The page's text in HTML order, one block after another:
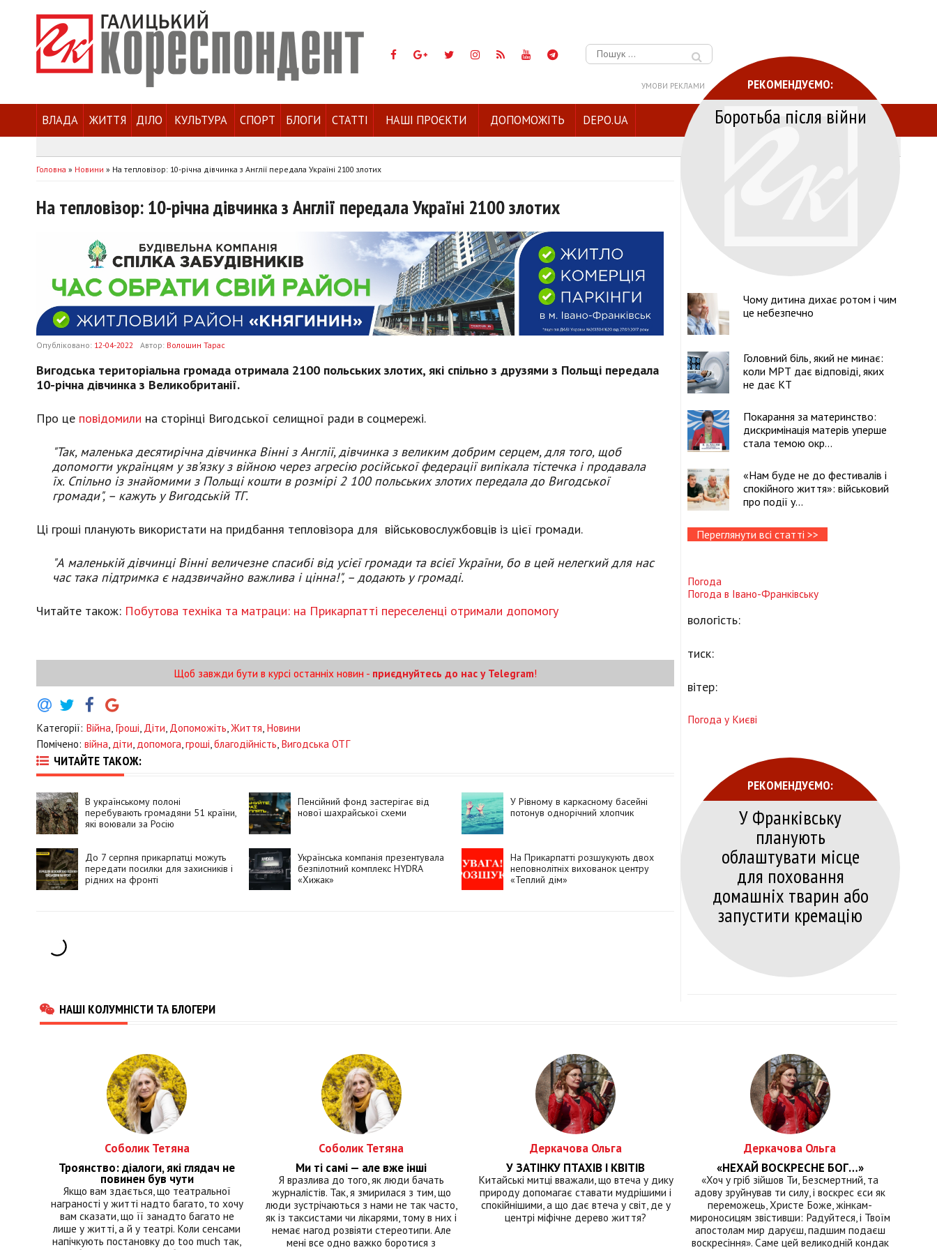
Пошук:
УМОВИ РЕКЛАМИ
ВЛАДА ЖИТТЯ ДІЛО КУЛЬТУРА СПОРТ БЛОГИ СТАТТІ НАШІ ПРОЄКТИ ДОПОМОЖІТЬ DEPO.UA
Головна » Новини » На тепловізор: 10-річна дівчинка з Англії передала Україні 2100 злотих
На тепловізор: 10-річна дівчинка з Англії передала Україні 2100 злотих
Опубліковано: 12-04-2022 Автор: Волошин Тарас
Вигодська територіальна громада отримала 2100 польських злотих, які спільно з друзями з Польщі передала
10-річна дівчинка з Великобританії.
Про це повідомили на сторінці Вигодської селищної ради в соцмережі.
"Так, маленька десятирічна дівчинка Вінні з Англії, дівчинка з великим добрим серцем, для того, щоб
допомогти українцям у зв’язку з війною через агресію російської федерації випікала тістечка і продавала
їх. Спільно із знайомими з Польщі кошти в розмірі 2 100 польських злотих передала до Вигодської
громади", – кажуть у Вигодській ТГ.
Ці гроші планують використати на придбання тепловізора для військовослужбовців із цієї громади.
"А маленькій дівчинці Вінні величезне спасибі від усієї громади та всієї України, бо в цей нелегкий для нас
час така підтримка є надзвичайно важлива і цінна!", – додають у громаді.
Читайте також: Побутова техніка та матраци: на Прикарпатті переселенці отримали допомогу
Щоб завжди бути в курсі останніх новин - приєднуйтесь до нас у Telegram!
Категорії: Війна, Гроші, Діти, Допоможіть,Життя, Новини
Помічено: війна, діти, допомога,гроші,благодійність, Вигодська ОТГ
ЧИТАЙТЕ ТАКОЖ:
В українському полоні
перебувають громадяни 51 країни,
які воювали за Росію
Пенсійний фонд застерігає від
нової шахрайської схеми
У Рівному в каркасному басейні
потонув однорічний хлопчик
До 7 серпня прикарпатці можуть
передати посилки для захисників і
рідних на фронті
Українська компанія презентувала
безпілотний комплекс HYDRA
«Хижак»
На Прикарпатті розшукують двох
неповнолітніх вихованок центру
«Теплий дім»
РЕКОМЕНДУЄМО:
Боротьба після війни
Чому дитина дихає ротом і чим
це небезпечно
Головний біль, який не минає:
коли МРТ дає відповіді, яких
не дає КТ
Покарання за материнство:
дискримінація матерів уперше
стала темою окр...
«Нам буде не до фестивалів і
спокійного життя»: військовий
про події у...
Переглянути всі статті >>
Погода
Погода в Івано-Франківську
вологість:
тиск:
вітер:
Погода у Києві
РЕКОМЕНДУЄМО:
У Франківську
планують
облаштувати місце
для поховання
домашніх тварин або
запустити кремацію
НАШІ КОЛУМНІСТИ ТА БЛОГЕРИ
Соболик Тетяна
Троянство: діалоги, які глядач не
повинен був чути
Якщо вам здається, що театральної
награності у житті надто багато, то хочу
вам сказати, що її занадто багато не
лише у житті, а й у театрі. Коли сенсами
напічкують постановку до too much так,
Соболик Тетяна
Ми ті самі — але вже інші
Я вразлива до того, як люди бачать
журналістів. Так, я змирилася з тим, що
люди зустрічаються з нами не так часто,
як із таксистами чи лікарями, тому в них і
немає нагод розвіяти стереотипи. Але
мені все одно важко боротися з
Деркачова Ольга
У ЗАТІНКУ ПТАХІВ І КВІТІВ
Китайські митці вважали, що втеча у дику
природу допомагає ставати мудрішими і
спокійнішими, а що дає втеча у світ, де у
центрі міфічне дерево життя?
Деркачова Ольга
«НЕХАЙ ВОСКРЕСНЕ БОГ…»
«Хоч у гріб зійшов Ти, Безсмертний, та
адову зруйнував ти силу, і воскрес єси як
переможець, Христе Боже, жінкам-
мироносицям звістивши: Радуйтеся, і Твоїм
апостолам мир даруєш, падшим подаєш
воскресіння». Саме цей великодній кондак